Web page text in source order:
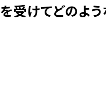
受けてどのよ